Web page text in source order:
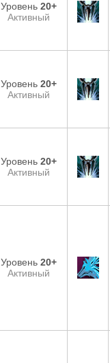
Уровень 20+
Активный
Уровень 20+
Активный
Уровень 20+
Активный
Уровень 20+
Активный